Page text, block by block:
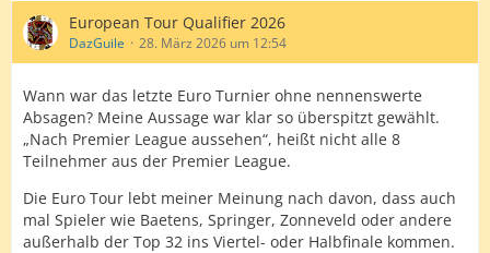
European Tour Qualifier 2026
DazGuile 28. März 2026 um 12:54
Wann war das letzte Euro Turnier ohne nennenswerte
Absagen? Meine Aussage war klar so überspitzt gewählt.
„Nach Premier League aussehen“, heißt nicht alle 8
Teilnehmer aus der Premier League.
Die Euro Tour lebt meiner Meinung nach davon, dass auch
mal Spieler wie Baetens, Springer, Zonneveld oder andere
außerhalb der Top 32 ins Viertel- oder Halbfinale kommen.